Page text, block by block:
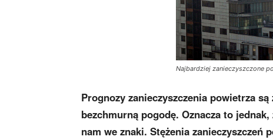
Najbardziej zanieczyszczone
Prognozy zanieczyszczenia powietrza
bezchmurną pogodę. Oznacza to
nam we znaki. Stężenia zanieczyszczeń